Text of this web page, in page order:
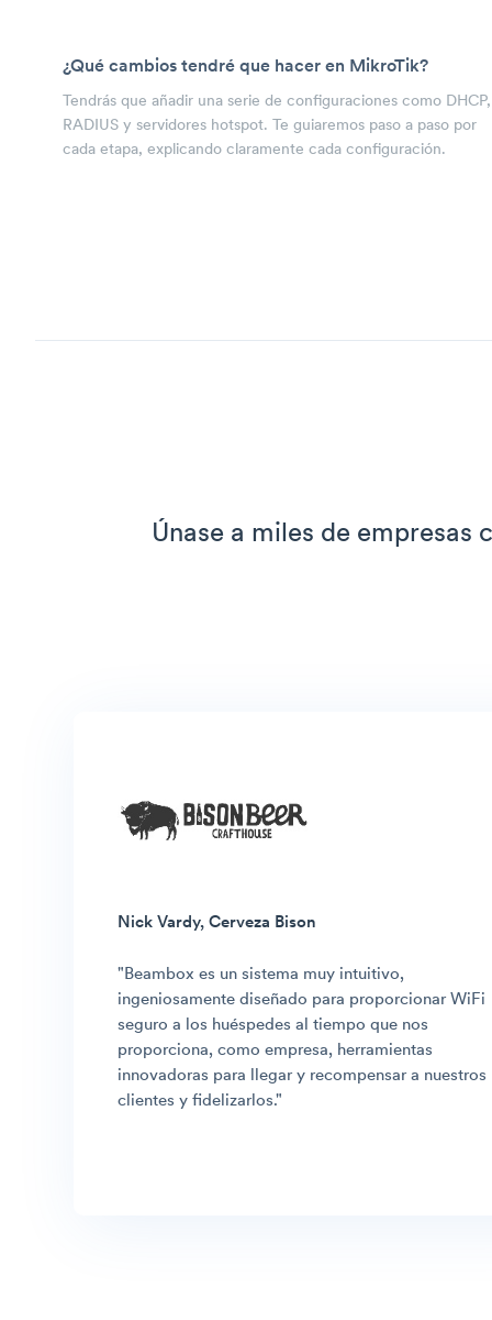
¿Qué cambios tendré que hacer en MikroTik?
Tendrás que añadir una serie de configuraciones como DHCP,
RADIUS y servidores hotspot. Te guiaremos paso a paso por
cada etapa, explicando claramente cada configuración.
Únase a miles de empresas
Nick Vardy, Cerveza Bison
"Beambox es un sistema muy intuitivo,
ingeniosamente diseñado para proporcionar WiFi
seguro a los huéspedes al tiempo que nos
proporciona, como empresa, herramientas
innovadoras para llegar y recompensar a nuestros
clientes y fidelizarlos."